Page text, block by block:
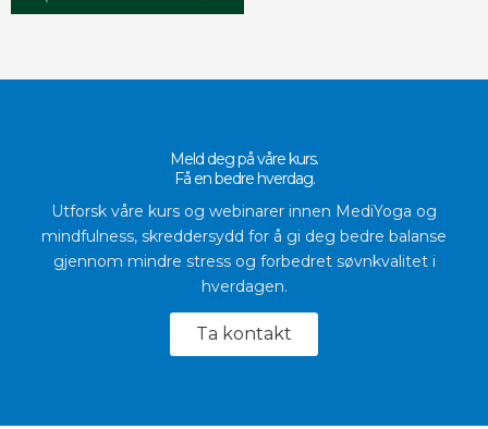
Meld deg på våre kurs.
Få en bedre hverdag.
Utforsk våre kurs og webinarer innen MediYoga og
mindfulness, skreddersydd for å gi deg bedre balanse
gjennom mindre stress og forbedret søvnkvalitet i
hverdagen.
Ta kontakt